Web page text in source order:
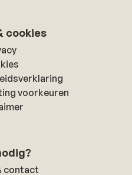
cookies
voorkeuren
contact